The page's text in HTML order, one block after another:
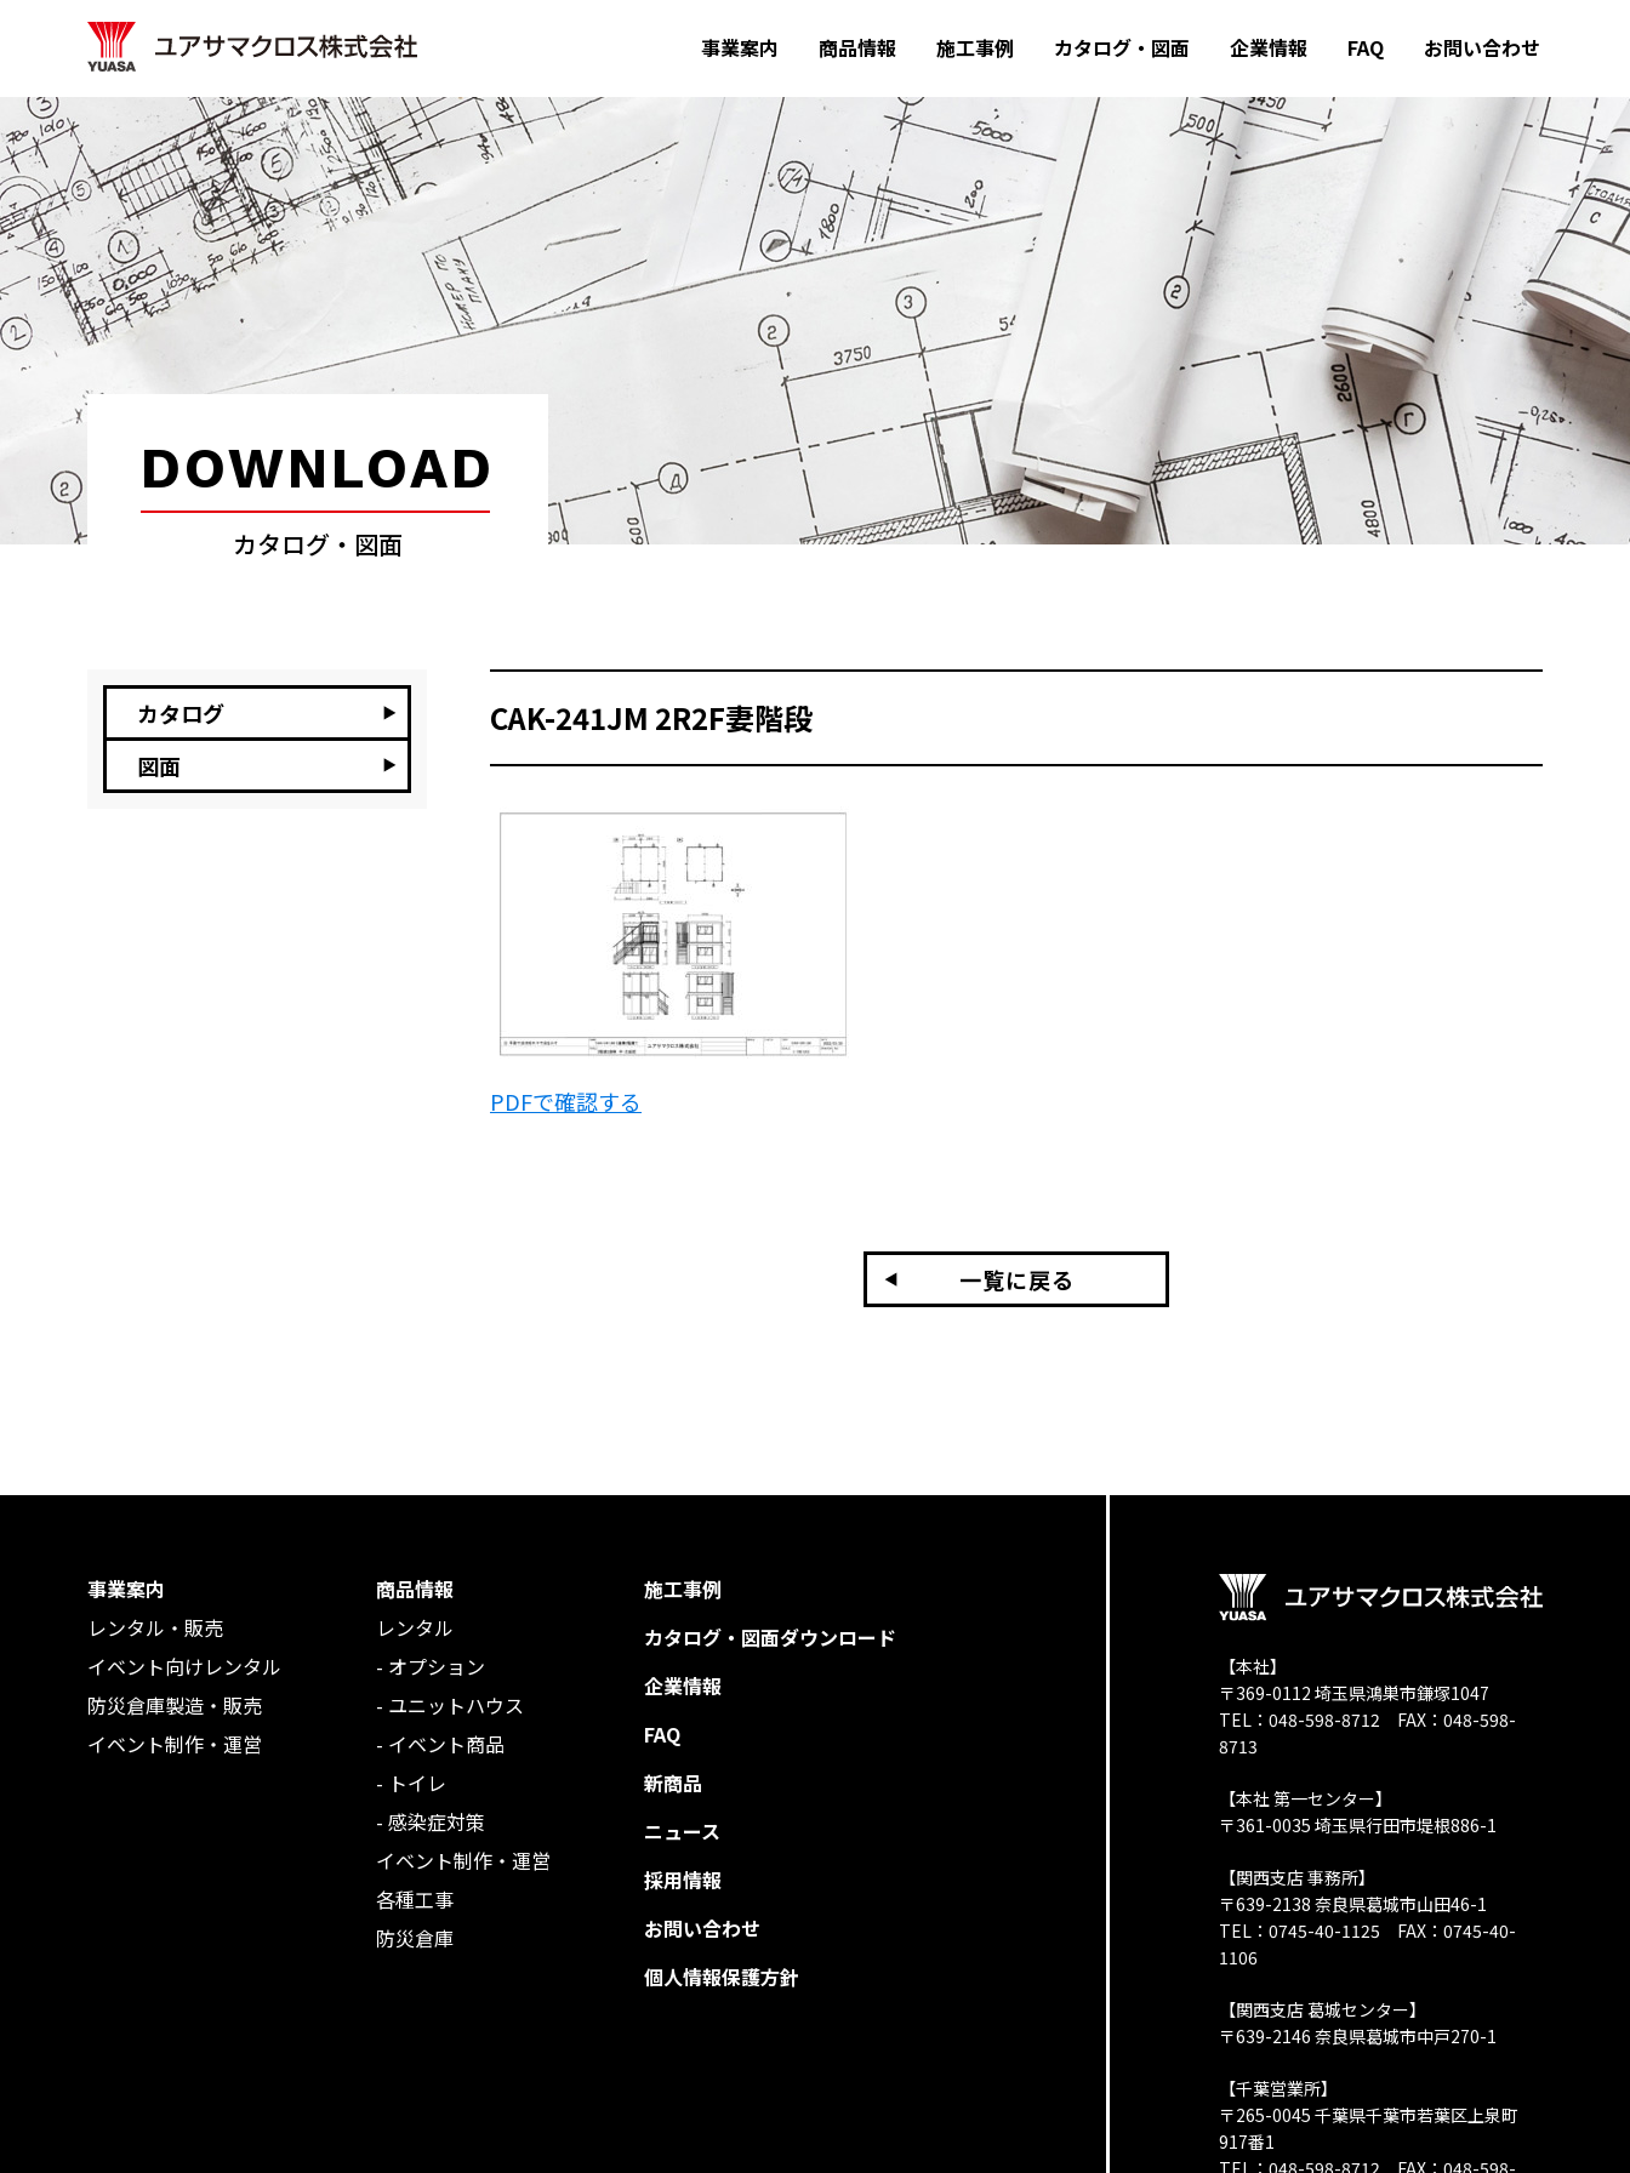
事業案内 商品情報 施工事例 カタログ・図面 企業情報 FAQ お問い合わせ
DOWNLOAD
カタログ・図面
CAK-241JM 2R2F妻階段
PDFで確認する
一覧に戻る
カタログ
図面
【本社】
〒369-0112 埼玉県鴻巣市鎌塚1047
TEL：048-598-8712 FAX：048-598-
8713
【本社 第一センター】
〒361-0035 埼玉県行田市堤根886-1
【関西支店 事務所】
〒639-2138 奈良県葛城市山田46-1
TEL：0745-40-1125 FAX：0745-40-
1106
【関西支店 葛城センター】
〒639-2146 奈良県葛城市中戸270-1
【千葉営業所】
〒265-0045 千葉県千葉市若葉区上泉町
917番1
事業案内
レンタル・販売
イベント向けレンタル
防災倉庫製造・販売
イベント制作・運営
商品情報
レンタル
- オプション
- ユニットハウス
- イベント商品
- トイレ
- 感染症対策
イベント制作・運営
各種工事
防災倉庫
施工事例
カタログ・図面ダウンロード
企業情報
FAQ
新商品
ニュース
採用情報
お問い合わせ
個人情報保護方針